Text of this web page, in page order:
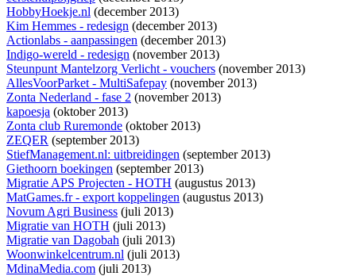
HobbyHoekje.nl (december 2013)
Kim Hemmes - redesign (december 2013)
Actionlabs - aanpassingen (december 2013)
Indigo-wereld - redesign (november 2013)
Steunpunt Mantelzorg Verlicht - vouchers (november 2013)
AllesVoorParket - MultiSafepay (november 2013)
Zonta Nederland - fase 2 (november 2013)
kapoesja (oktober 2013)
Zonta club Ruremonde (oktober 2013)
ZEQER (september 2013)
StiefManagement.nl: uitbreidingen (september 2013)
Giethoorn boekingen (september 2013)
Migratie APS Projecten - HOTH (augustus 2013)
MatGames.fr - export koppelingen (augustus 2013)
Novum Agri Business (juli 2013)
Migratie van HOTH (juli 2013)
Migratie van Dagobah (juli 2013)
Woonwinkelcentrum.nl (juli 2013)
MdinaMedia.com (juli 2013)